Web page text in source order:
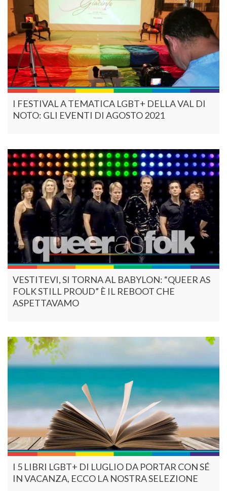
I FESTIVAL A TEMATICA LGBT+ DELLA VAL DI
NOTO: GLI EVENTI DI AGOSTO 2021
VESTITEVI, SI TORNA AL BABYLON: “QUEER AS
FOLK STILL PROUD” È IL REBOOT CHE
ASPETTAVAMO
I 5 LIBRI LGBT+ DI LUGLIO DA PORTAR CON SÉ
IN VACANZA, ECCO LA NOSTRA SELEZIONE